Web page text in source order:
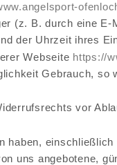
(z. B. durch eine E-
der Uhrzeit ihres
Webseite https://
Gebrauch,
vor
haben,
uns angebotene,